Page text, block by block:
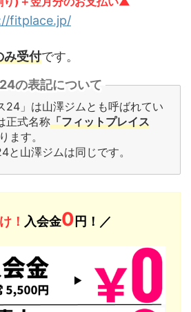
fitplace.jp/
み受付です。
の表記について
24」は山澤ジムとも呼ばれてい
正式名称「フィットプレイス
ます。
と山澤ジムは同じです。
！ 入会金0円！／